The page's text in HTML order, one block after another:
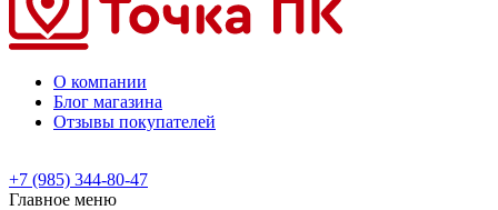
О компании
Блог магазина
Отзывы покупателей
+7 (985) 344-80-47
Главное меню